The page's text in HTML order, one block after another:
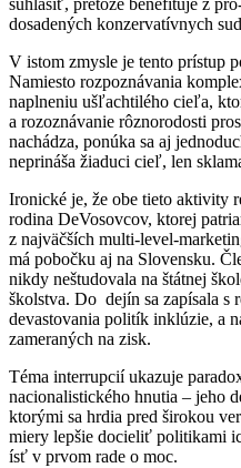
dosadených konzervatívnych
V istom zmysle je tento prístup
Namiesto rozpoznávania
naplneniu ušľachtilého cieľa,
a rozoznávanie rôznorodosti
nachádza, ponúka sa aj
neprináša žiaduci cieľ, len
Ironické je, že obe tieto aktivity
rodina DeVosovcov, ktorej
z najväčších multi-level-
má pobočku aj na Slovensku.
nikdy neštudovala na štátnej
školstva. Do dejín sa zapísala s
devastovania politík inklúzie, a
zameraných na zisk.
Téma interrupcií ukazuje
nacionalistického hnutia – jeho
ktorými sa hrdia pred širokou
miery lepšie docieliť politikami
ísť v prvom rade o moc.